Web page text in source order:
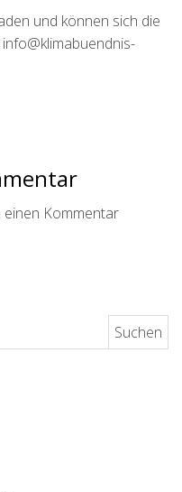
und können sich die
einen Kommentar